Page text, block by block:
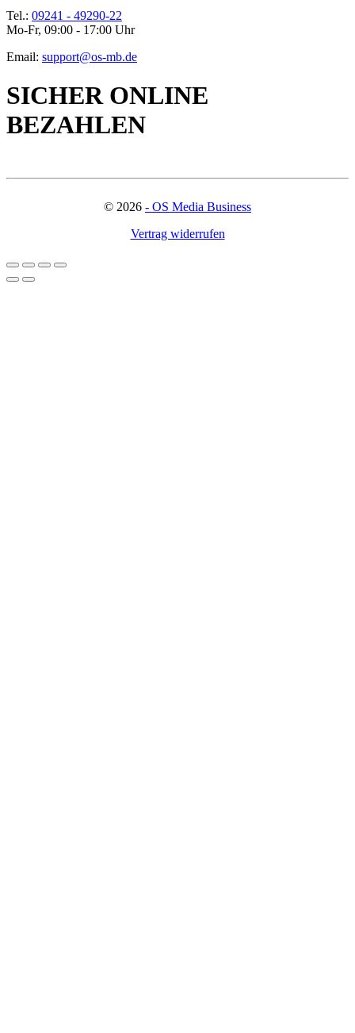
Tel.: 09241 - 49290-22
Mo-Fr, 09:00 - 17:00 Uhr
Email: support@os-mb.de
SICHER ONLINE
BEZAHLEN
© 2026 - OS Media Business
Vertrag widerrufen